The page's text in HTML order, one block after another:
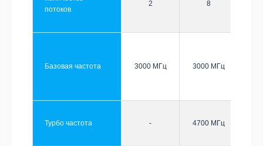
потоков
2 8
Базовая частота 3000 МГц 3000 МГц
Турбо частота - 4700 МГц